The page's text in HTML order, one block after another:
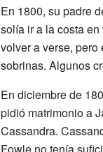
En 1800, su padre
solía ir a la costa
volver a verse,
sobrinas. Algunos
En diciembre de
pidió matrimonio a
Cassandra.